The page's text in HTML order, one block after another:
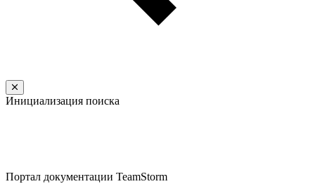
Инициализация поиска
Портал документации TeamStorm